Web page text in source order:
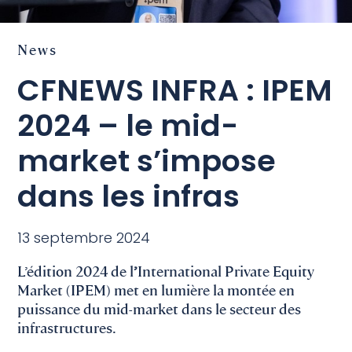
News
CFNEWS INFRA : IPEM
2024 – le mid-
market s’impose
dans les infras
13 septembre 2024
L’édition 2024 de l’International Private Equity
Market (IPEM) met en lumière la montée en
puissance du mid-market dans le secteur des
infrastructures.